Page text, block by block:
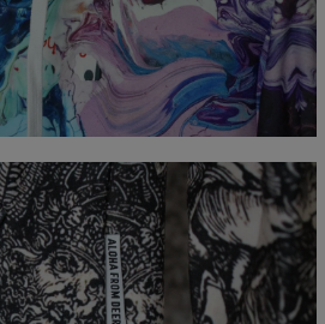
65 67 69 71 73 75
77
48 51 54 60 63
66
61 62 63 64 65 66 67